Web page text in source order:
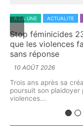
A LA UNE ACTUALITE
Stop féminicides
que les violences
sans réponse
10 AOÛT 2026
Trois ans après sa
poursuit son plaidoyer
violences...